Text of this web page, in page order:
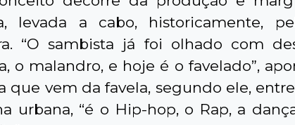
levada a cabo, historicamente,
“O sambista já foi olhado com
o malandro, e hoje é o favelado”,
que vem da favela, segundo ele,
urbana, “é o Hip-hop, o Rap, a